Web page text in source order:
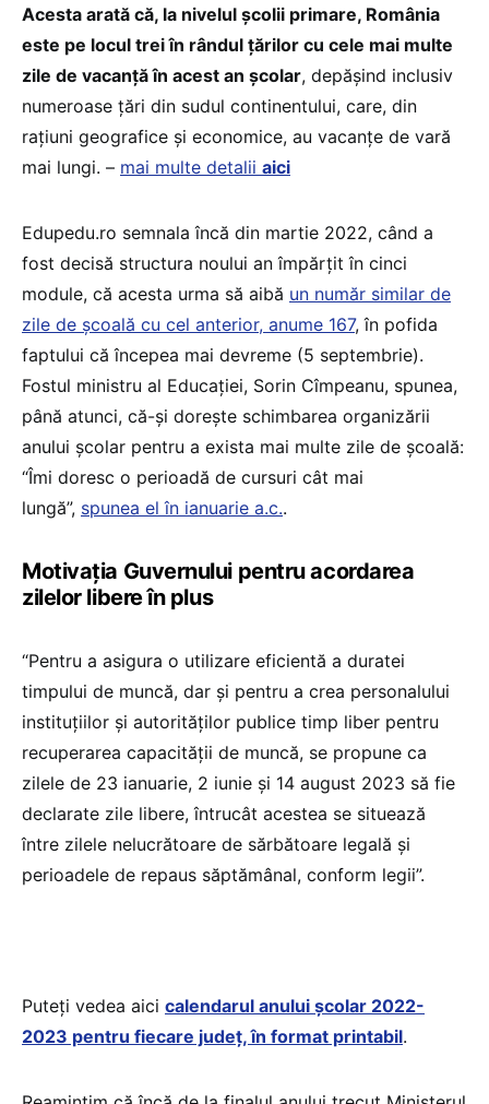
Acesta arată că, la nivelul școlii primare, România
este pe locul trei în rândul țărilor cu cele mai multe
zile de vacanță în acest an școlar, depășind inclusiv
numeroase țări din sudul continentului, care, din
rațiuni geografice și economice, au vacanțe de vară
mai lungi. – mai multe detalii aici
Edupedu.ro semnala încă din martie 2022, când a
fost decisă structura noului an împărțit în cinci
module, că acesta urma să aibă un număr similar de
zile de școală cu cel anterior, anume 167, în pofida
faptului că începea mai devreme (5 septembrie).
Fostul ministru al Educației, Sorin Cîmpeanu, spunea,
până atunci, că-și dorește schimbarea organizării
anului școlar pentru a exista mai multe zile de școală:
“Îmi doresc o perioadă de cursuri cât mai
lungă”, spunea el în ianuarie a.c..
Motivația Guvernului pentru acordarea
zilelor libere în plus
“Pentru a asigura o utilizare eficientă a duratei
timpului de muncă, dar şi pentru a crea personalului
instituţiilor și autorităților publice timp liber pentru
recuperarea capacității de muncă, se propune ca
zilele de 23 ianuarie, 2 iunie și 14 august 2023 să fie
declarate zile libere, întrucât acestea se situează
între zilele nelucrătoare de sărbătoare legală și
perioadele de repaus săptămânal, conform legii”.
Puteți vedea aici calendarul anului școlar 2022-
2023 pentru fiecare județ, în format printabil.